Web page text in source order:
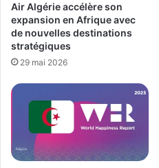
Air Algérie accélère son
expansion en Afrique avec
de nouvelles destinations
stratégiques
29 mai 2026